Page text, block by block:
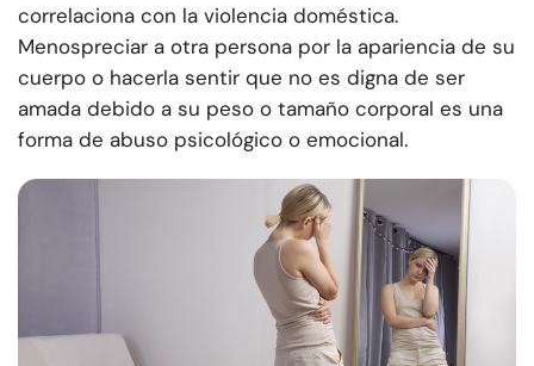
correlaciona con la violencia doméstica.
Menospreciar a otra persona por la apariencia de su
cuerpo o hacerla sentir que no es digna de ser
amada debido a su peso o tamaño corporal es una
forma de abuso psicológico o emocional.